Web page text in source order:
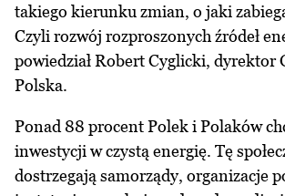
takiego kierunku zmian, o jaki
Czyli rozwój rozproszonych źródeł
powiedział Robert Cyglicki, dyrektor
Polska.
Ponad 88 procent Polek i Polaków
inwestycji w czystą energię. Tę
dostrzegają samorządy, organizacje